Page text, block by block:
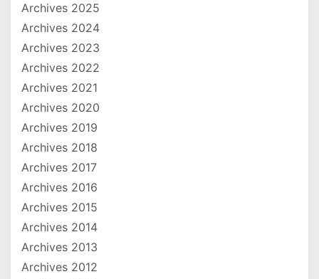
Archives 2025
Archives 2024
Archives 2023
Archives 2022
Archives 2021
Archives 2020
Archives 2019
Archives 2018
Archives 2017
Archives 2016
Archives 2015
Archives 2014
Archives 2013
Archives 2012